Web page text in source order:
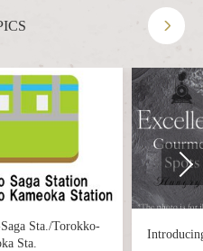
Sta./Torokko-
Sta.